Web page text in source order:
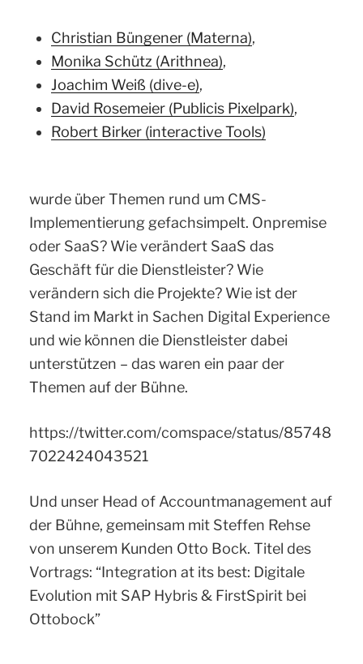
Christian Büngener (Materna),
Monika Schütz (Arithnea),
Joachim Weiß (dive-e),
David Rosemeier (Publicis Pixelpark),
Robert Birker (interactive Tools)
wurde über Themen rund um CMS-
Implementierung gefachsimpelt. Onpremise
oder SaaS? Wie verändert SaaS das
Geschäft für die Dienstleister? Wie
verändern sich die Projekte? Wie ist der
Stand im Markt in Sachen Digital Experience
und wie können die Dienstleister dabei
unterstützen – das waren ein paar der
Themen auf der Bühne.
https://twitter.com/comspace/status/85748
7022424043521
Und unser Head of Accountmanagement auf
der Bühne, gemeinsam mit Steffen Rehse
von unserem Kunden Otto Bock. Titel des
Vortrags: “Integration at its best: Digitale
Evolution mit SAP Hybris & FirstSpirit bei
Ottobock”